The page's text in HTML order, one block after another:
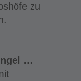
zu
…